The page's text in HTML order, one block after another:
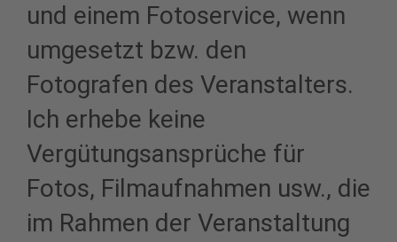
und einem Fotoservice, wenn
umgesetzt bzw. den
Fotografen des Veranstalters.
Ich erhebe keine
Vergütungsansprüche für
Fotos, Filmaufnahmen usw., die
im Rahmen der Veranstaltung